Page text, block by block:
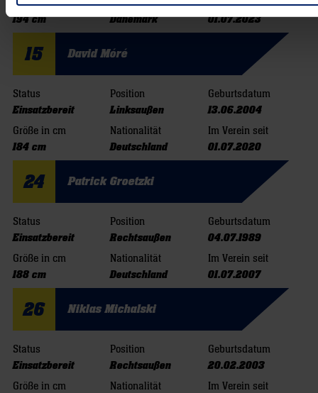
Größe in cm
194 cm
Nationalität
Dänemark
Im Verein seit
01.07.2023
15 David Móré
Status
Einsatzbereit
Position
Linksaußen
Geburtsdatum
13.06.2004
Größe in cm
184 cm
Nationalität
Deutschland
Im Verein seit
01.07.2020
24 Patrick Groetzki
Status
Einsatzbereit
Position
Rechtsaußen
Geburtsdatum
04.07.1989
Größe in cm
188 cm
Nationalität
Deutschland
Im Verein seit
01.07.2007
26 Niklas Michalski
Status
Einsatzbereit
Position
Rechtsaußen
Geburtsdatum
20.02.2003
Größe in cm
Nationalität
Im Verein seit